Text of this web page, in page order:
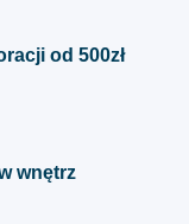
można
od 500zł
wnętrz